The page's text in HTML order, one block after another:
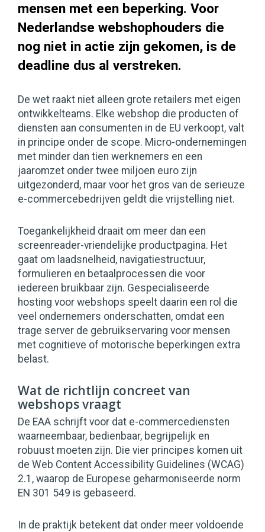
mensen met een beperking. Voor
Nederlandse webshophouders die
nog niet in actie zijn gekomen, is de
deadline dus al verstreken.
De wet raakt niet alleen grote retailers met eigen
ontwikkelteams. Elke webshop die producten of
diensten aan consumenten in de EU verkoopt, valt
in principe onder de scope. Micro-ondernemingen
met minder dan tien werknemers en een
jaaromzet onder twee miljoen euro zijn
uitgezonderd, maar voor het gros van de serieuze
e-commercebedrijven geldt die vrijstelling niet.
Toegankelijkheid draait om meer dan een
screenreader-vriendelijke productpagina. Het
gaat om laadsnelheid, navigatiestructuur,
formulieren en betaalprocessen die voor
iedereen bruikbaar zijn. Gespecialiseerde
hosting voor webshops speelt daarin een rol die
veel ondernemers onderschatten, omdat een
trage server de gebruikservaring voor mensen
met cognitieve of motorische beperkingen extra
belast.
Wat de richtlijn concreet van
webshops vraagt
De EAA schrijft voor dat e-commercediensten
waarneembaar, bedienbaar, begrijpelijk en
robuust moeten zijn. Die vier principes komen uit
de Web Content Accessibility Guidelines (WCAG)
2.1, waarop de Europese geharmoniseerde norm
EN 301 549 is gebaseerd.
In de praktijk betekent dat onder meer voldoende